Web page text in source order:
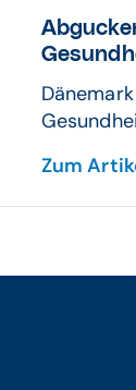
Zum